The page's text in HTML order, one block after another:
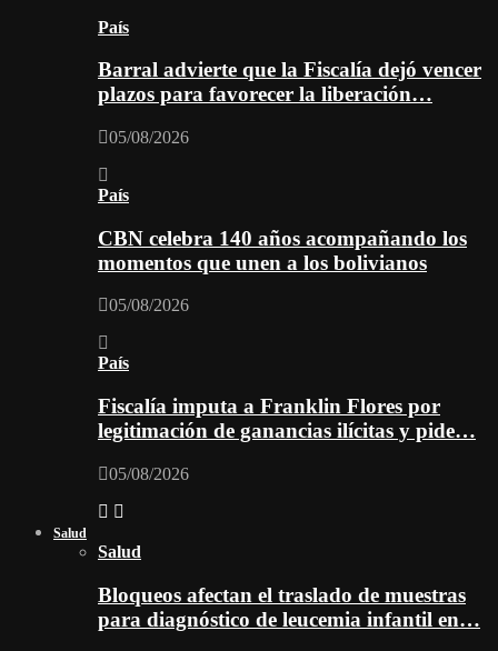
País
Barral advierte que la Fiscalía dejó vencer
plazos para favorecer la liberación…
05/08/2026
País
CBN celebra 140 años acompañando los
momentos que unen a los bolivianos
05/08/2026
País
Fiscalía imputa a Franklin Flores por
legitimación de ganancias ilícitas y pide…
05/08/2026
Salud
Salud
Bloqueos afectan el traslado de muestras
para diagnóstico de leucemia infantil en…